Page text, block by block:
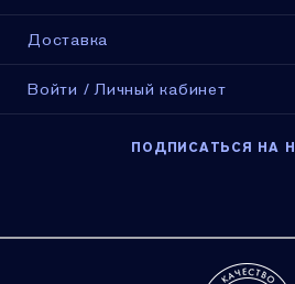
Доставка
Войти / Личный кабинет
ПОДПИСАТЬСЯ НА